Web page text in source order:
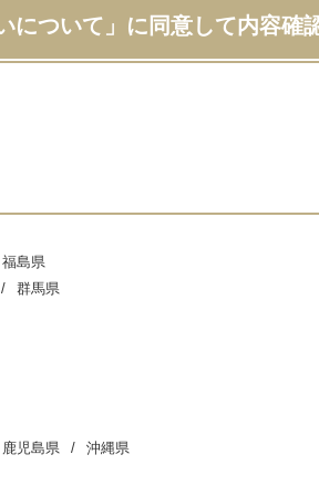
について」に同意して内容確
福島県
群馬県
鹿児島県 沖縄県